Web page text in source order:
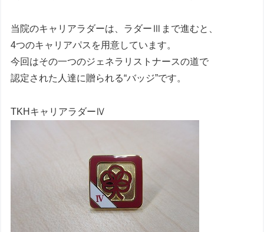
当院のキャリアラダーは、ラダーⅢまで進むと、
4つのキャリアパスを用意しています。
今回はその一つのジェネラリストナースの道で
認定された人達に贈られる“バッジ”です。
TKHキャリアラダーⅣ